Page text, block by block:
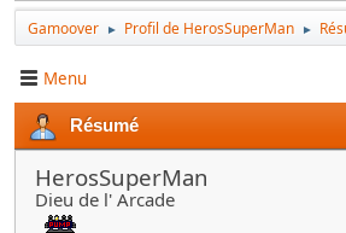
Gamoover ► Profil de HerosSuperMan ►
Menu
Résumé
HerosSuperMan
Dieu de l' Arcade